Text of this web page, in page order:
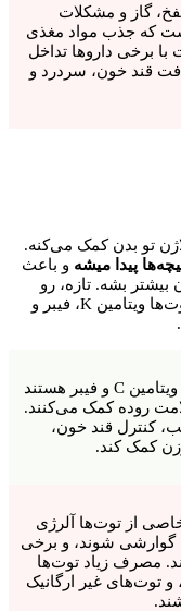
گاز و مشکلات
که جذب مواد مغذی
برخی داروها تداخل
قند خون، سردرد و
پیدا میشه و باعث
بشه. تازه، رو
ترمیم استخون و بافت هم تأثیر مثبت داره. توت‌ها ویتامین K، فیبر و
توت‌ها سرشار از آنتی‌اکسیدان‌ها، ویتامین C و فیبر هستند
روده کمک می‌کنند.
کنترل قند خون،
کمک کند.
از توت‌ها آلرژی
گوارشی شوند، و برخی
مصرف زیاد توت‌ها
و توت‌های غیر ارگانیک